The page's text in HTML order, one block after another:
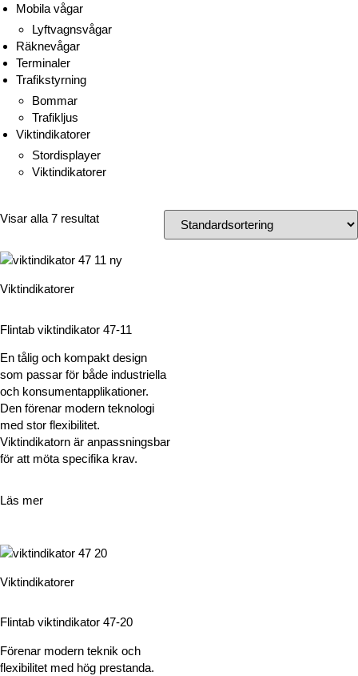
Mobila vågar
Lyftvagnsvågar
Räknevågar
Terminaler
Trafikstyrning
Bommar
Trafikljus
Viktindikatorer
Stordisplayer
Viktindikatorer
Visar alla 7 resultat
Viktindikatorer
Flintab viktindikator 47-11
En tålig och kompakt design
som passar för både industriella
och konsumentapplikationer.
Den förenar modern teknologi
med stor flexibilitet.
Viktindikatorn är anpassningsbar
för att möta specifika krav.
Läs mer
Viktindikatorer
Flintab viktindikator 47-20
Förenar modern teknik och
flexibilitet med hög prestanda.